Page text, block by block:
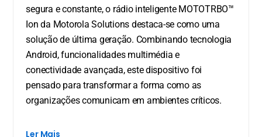
segura e constante, o rádio inteligente MOTOTRBO™
Ion da Motorola Solutions destaca-se como uma
solução de última geração. Combinando tecnologia
Android, funcionalidades multimédia e
conectividade avançada, este dispositivo foi
pensado para transformar a forma como as
organizações comunicam em ambientes críticos.
Ler Mais